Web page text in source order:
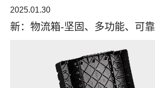
2025.01.30
新：物流箱-坚固、多功能、可靠